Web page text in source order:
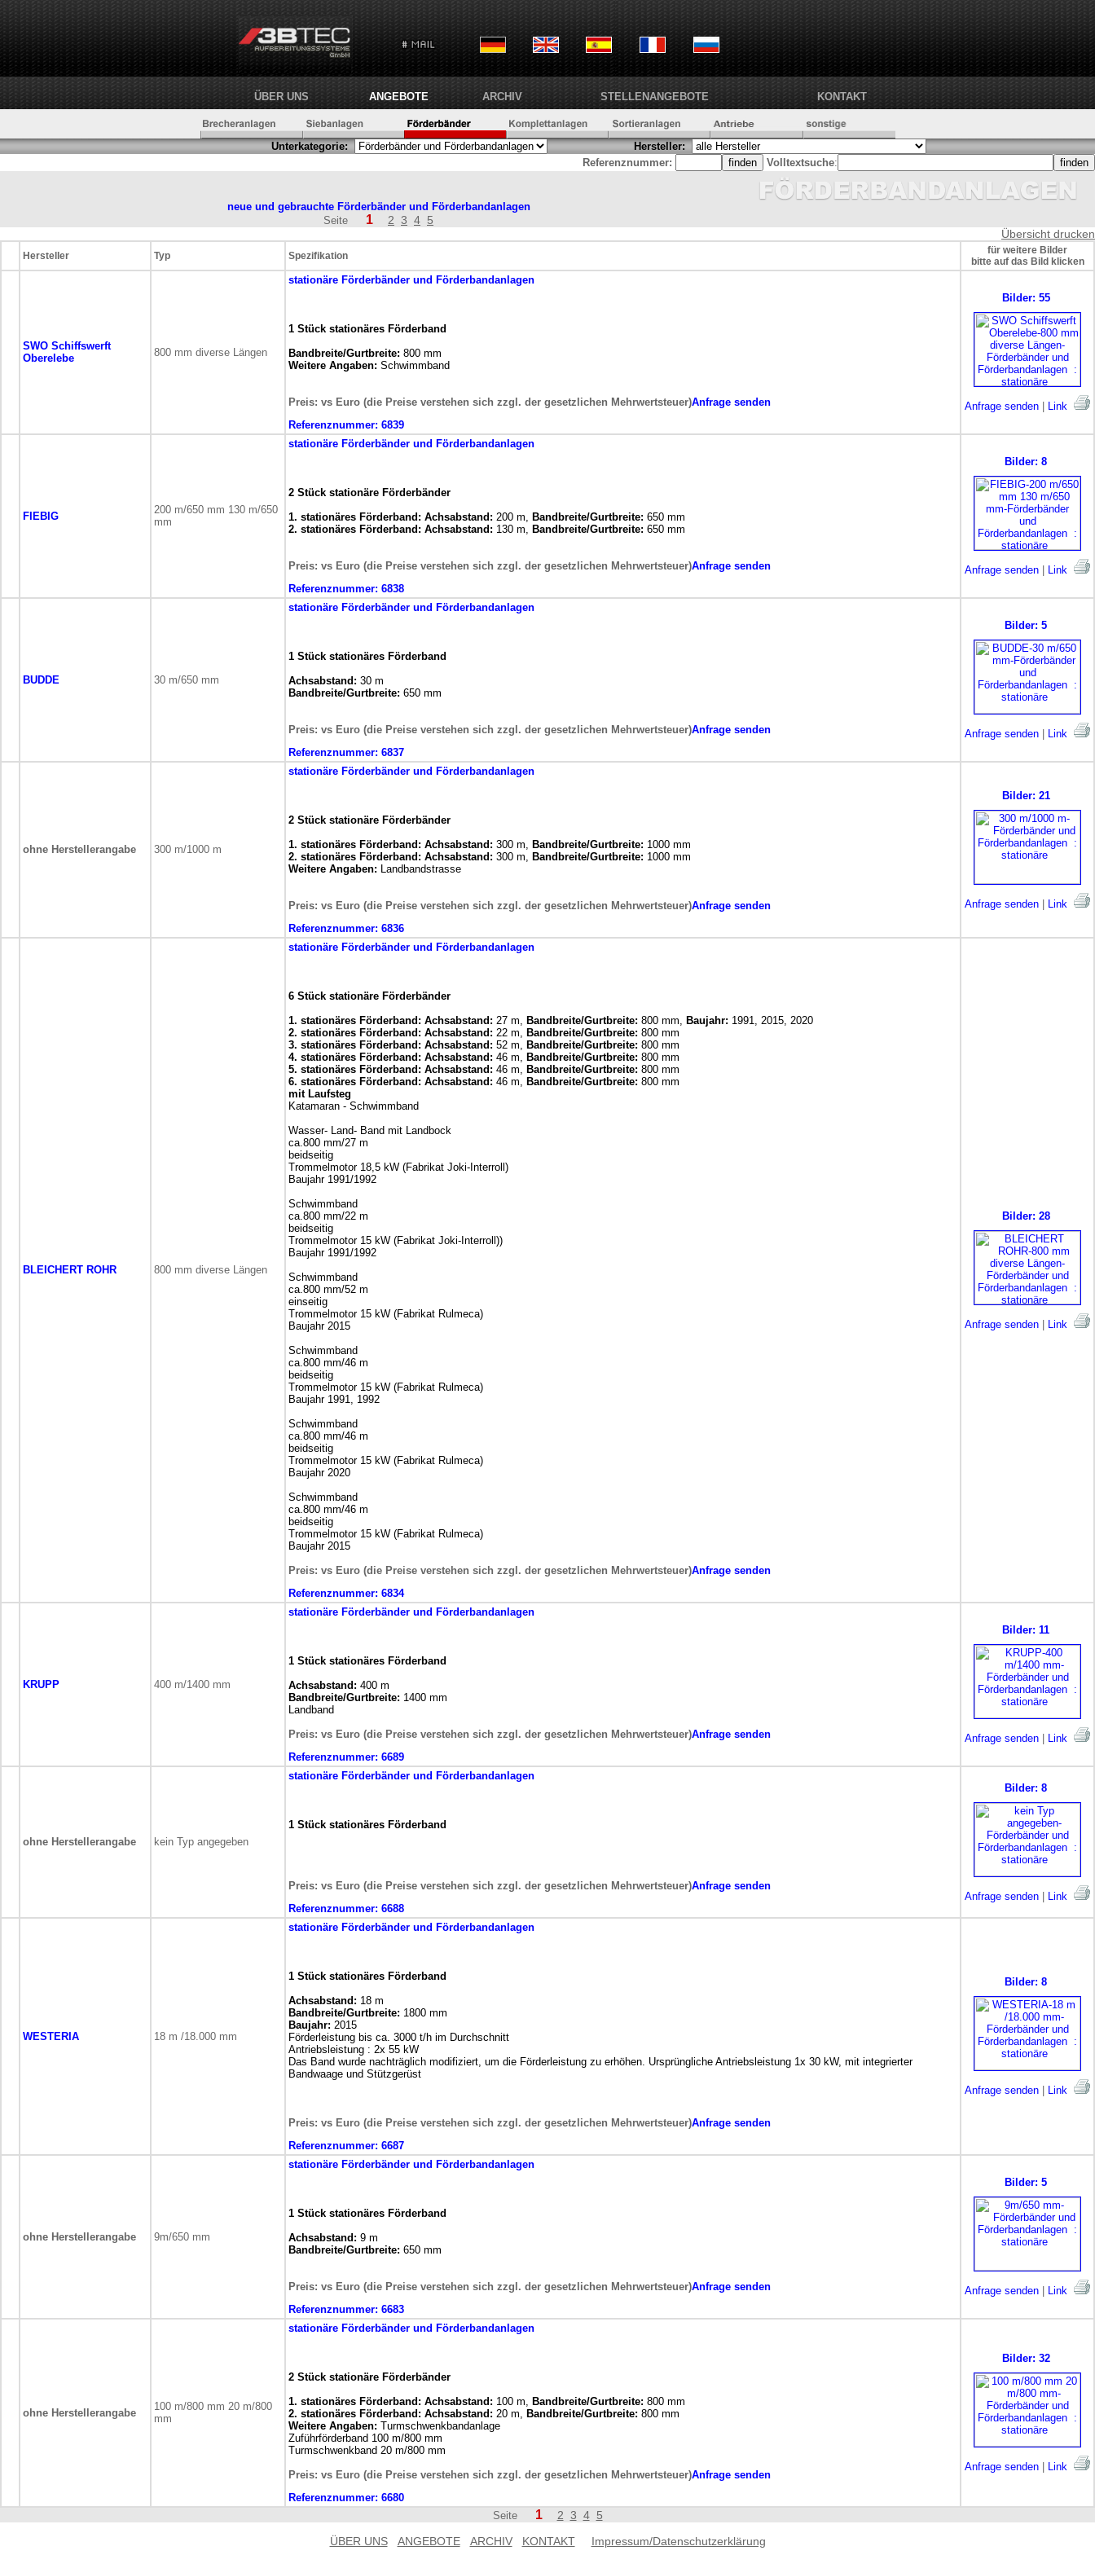
ÜBER UNS ANGEBOTE ARCHIV STELLENANGEBOTE KONTAKT
Unterkategorie:
Hersteller:
Referenznummer:
Volltextsuche:
neue und gebrauchte Förderbänder und Förderbandanlagen
Seite
1 2 3 4 5
Übersicht drucken
Hersteller Typ Spezifikation
für weitere Bilder
bitte auf das Bild klicken
SWO Schiffswerft
Oberelebe
800 mm diverse Längen
stationäre Förderbänder und Förderbandanlagen
1 Stück stationäres Förderband
Bandbreite/Gurtbreite: 800 mm
Weitere Angaben: Schwimmband
Preis: vs Euro (die Preise verstehen sich zzgl. der gesetzlichen Mehrwertsteuer)Anfrage senden
Referenznummer: 6839
Bilder: 55
Anfrage senden Link
FIEBIG
200 m/650 mm 130 m/650
mm
stationäre Förderbänder und Förderbandanlagen
2 Stück stationäre Förderbänder
1. stationäres Förderband: Achsabstand: 200 m, Bandbreite/Gurtbreite: 650 mm
2. stationäres Förderband: Achsabstand: 130 m, Bandbreite/Gurtbreite: 650 mm
Preis: vs Euro (die Preise verstehen sich zzgl. der gesetzlichen Mehrwertsteuer)Anfrage senden
Referenznummer: 6838
Bilder: 8
Anfrage senden Link
BUDDE 30 m/650 mm
stationäre Förderbänder und Förderbandanlagen
1 Stück stationäres Förderband
Achsabstand: 30 m
Bandbreite/Gurtbreite: 650 mm
Preis: vs Euro (die Preise verstehen sich zzgl. der gesetzlichen Mehrwertsteuer)Anfrage senden
Referenznummer: 6837
Bilder: 5
Anfrage senden Link
ohne Herstellerangabe 300 m/1000 m
stationäre Förderbänder und Förderbandanlagen
2 Stück stationäre Förderbänder
1. stationäres Förderband: Achsabstand: 300 m, Bandbreite/Gurtbreite: 1000 mm
2. stationäres Förderband: Achsabstand: 300 m, Bandbreite/Gurtbreite: 1000 mm
Weitere Angaben: Landbandstrasse
Preis: vs Euro (die Preise verstehen sich zzgl. der gesetzlichen Mehrwertsteuer)Anfrage senden
Referenznummer: 6836
Bilder: 21
Anfrage senden Link
BLEICHERT ROHR 800 mm diverse Längen
stationäre Förderbänder und Förderbandanlagen
6 Stück stationäre Förderbänder
1. stationäres Förderband: Achsabstand: 27 m, Bandbreite/Gurtbreite: 800 mm, Baujahr: 1991, 2015, 2020
2. stationäres Förderband: Achsabstand: 22 m, Bandbreite/Gurtbreite: 800 mm
3. stationäres Förderband: Achsabstand: 52 m, Bandbreite/Gurtbreite: 800 mm
4. stationäres Förderband: Achsabstand: 46 m, Bandbreite/Gurtbreite: 800 mm
5. stationäres Förderband: Achsabstand: 46 m, Bandbreite/Gurtbreite: 800 mm
6. stationäres Förderband: Achsabstand: 46 m, Bandbreite/Gurtbreite: 800 mm
mit Laufsteg
Katamaran - Schwimmband
Wasser- Land- Band mit Landbock
ca.800 mm/27 m
beidseitig
Trommelmotor 18,5 kW (Fabrikat Joki-Interroll)
Baujahr 1991/1992
Schwimmband
ca.800 mm/22 m
beidseitig
Trommelmotor 15 kW (Fabrikat Joki-Interroll))
Baujahr 1991/1992
Schwimmband
ca.800 mm/52 m
einseitig
Trommelmotor 15 kW (Fabrikat Rulmeca)
Baujahr 2015
Schwimmband
ca.800 mm/46 m
beidseitig
Trommelmotor 15 kW (Fabrikat Rulmeca)
Baujahr 1991, 1992
Schwimmband
ca.800 mm/46 m
beidseitig
Trommelmotor 15 kW (Fabrikat Rulmeca)
Baujahr 2020
Schwimmband
ca.800 mm/46 m
beidseitig
Trommelmotor 15 kW (Fabrikat Rulmeca)
Baujahr 2015
Preis: vs Euro (die Preise verstehen sich zzgl. der gesetzlichen Mehrwertsteuer)Anfrage senden
Referenznummer: 6834
Bilder: 28
Anfrage senden Link
KRUPP 400 m/1400 mm
stationäre Förderbänder und Förderbandanlagen
1 Stück stationäres Förderband
Achsabstand: 400 m
Bandbreite/Gurtbreite: 1400 mm
Landband
Preis: vs Euro (die Preise verstehen sich zzgl. der gesetzlichen Mehrwertsteuer)Anfrage senden
Referenznummer: 6689
Bilder: 11
Anfrage senden Link
ohne Herstellerangabe kein Typ angegeben
stationäre Förderbänder und Förderbandanlagen
1 Stück stationäres Förderband
Preis: vs Euro (die Preise verstehen sich zzgl. der gesetzlichen Mehrwertsteuer)Anfrage senden
Referenznummer: 6688
Bilder: 8
Anfrage senden Link
WESTERIA 18 m /18.000 mm
stationäre Förderbänder und Förderbandanlagen
1 Stück stationäres Förderband
Achsabstand: 18 m
Bandbreite/Gurtbreite: 1800 mm
Baujahr: 2015
Förderleistung bis ca. 3000 t/h im Durchschnitt
Antriebsleistung : 2x 55 kW
Das Band wurde nachträglich modifiziert, um die Förderleistung zu erhöhen. Ursprüngliche Antriebsleistung 1x 30 kW, mit integrierter
Bandwaage und Stützgerüst
Preis: vs Euro (die Preise verstehen sich zzgl. der gesetzlichen Mehrwertsteuer)Anfrage senden
Referenznummer: 6687
Bilder: 8
Anfrage senden Link
ohne Herstellerangabe 9m/650 mm
stationäre Förderbänder und Förderbandanlagen
1 Stück stationäres Förderband
Achsabstand: 9 m
Bandbreite/Gurtbreite: 650 mm
Preis: vs Euro (die Preise verstehen sich zzgl. der gesetzlichen Mehrwertsteuer)Anfrage senden
Referenznummer: 6683
Bilder: 5
Anfrage senden Link
ohne Herstellerangabe
100 m/800 mm 20 m/800
mm
stationäre Förderbänder und Förderbandanlagen
2 Stück stationäre Förderbänder
1. stationäres Förderband: Achsabstand: 100 m, Bandbreite/Gurtbreite: 800 mm
2. stationäres Förderband: Achsabstand: 20 m, Bandbreite/Gurtbreite: 800 mm
Weitere Angaben: Turmschwenkbandanlage
Zuführförderband 100 m/800 mm
Turmschwenkband 20 m/800 mm
Preis: vs Euro (die Preise verstehen sich zzgl. der gesetzlichen Mehrwertsteuer)Anfrage senden
Referenznummer: 6680
Bilder: 32
Anfrage senden Link
Seite 1 2 3 4 5
ÜBER UNS
ANGEBOTE ARCHIV KONTAKT Impressum/Datenschutzerklärung